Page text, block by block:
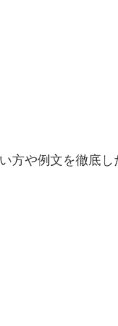
方や例文を徹底し